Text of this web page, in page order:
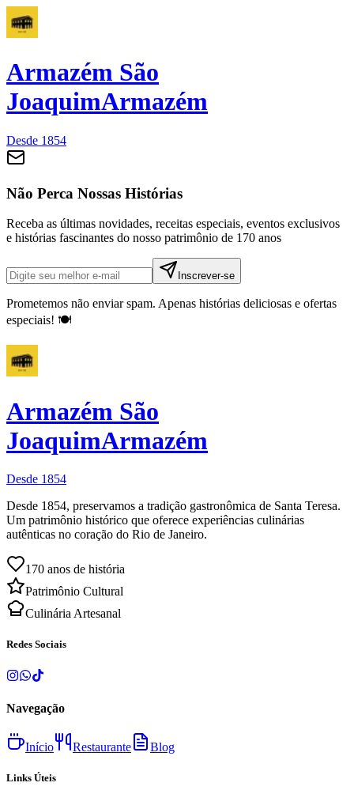
Armazém São
JoaquimArmazém
Desde 1854
Não Perca Nossas Histórias
Receba as últimas novidades, receitas especiais, eventos exclusivos
e histórias fascinantes do nosso patrimônio de 170 anos
Inscrever-se
Prometemos não enviar spam. Apenas histórias deliciosas e ofertas
especiais! 🍽️
Armazém São
JoaquimArmazém
Desde 1854
Desde 1854, preservamos a tradição gastronômica de Santa Teresa.
Um patrimônio histórico que oferece experiências culinárias
autênticas no coração do Rio de Janeiro.
170 anos de história
Patrimônio Cultural
Culinária Artesanal
Redes Sociais
Navegação
Início Restaurante Blog
Links Úteis